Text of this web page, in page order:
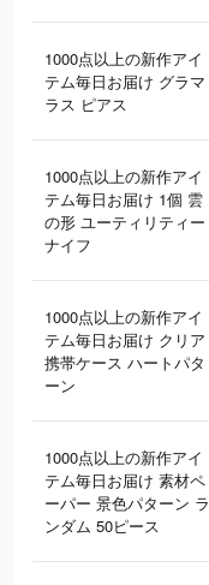
1000点以上の新作アイ
テム毎日お届け グラマ
ラス ピアス
1000点以上の新作アイ
テム毎日お届け 1個 雲
の形 ユーティリティー
ナイフ
1000点以上の新作アイ
テム毎日お届け クリア
携帯ケース ハートパタ
ーン
1000点以上の新作アイ
テム毎日お届け 素材ペ
ーパー 景色パターン ラ
ンダム 50ピース